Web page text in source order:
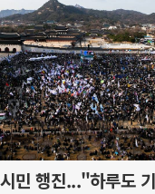
민 행진..."하루도